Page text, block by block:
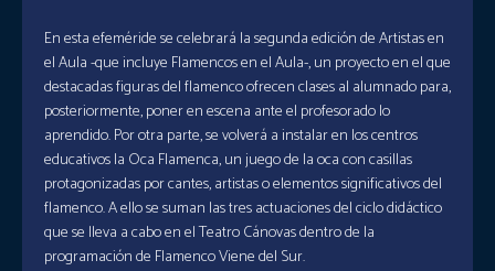
En esta efeméride se celebrará la segunda edición de Artistas en
el Aula -que incluye Flamencos en el Aula-, un proyecto en el que
destacadas figuras del flamenco ofrecen clases al alumnado para,
posteriormente, poner en escena ante el profesorado lo
aprendido. Por otra parte, se volverá a instalar en los centros
educativos la Oca Flamenca, un juego de la oca con casillas
protagonizadas por cantes, artistas o elementos significativos del
flamenco. A ello se suman las tres actuaciones del ciclo didáctico
que se lleva a cabo en el Teatro Cánovas dentro de la
programación de Flamenco Viene del Sur.